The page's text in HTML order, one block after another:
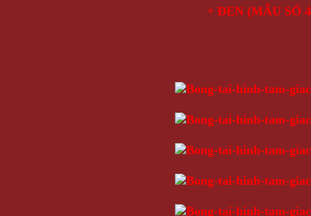
+ ĐEN (MẪU SỐ